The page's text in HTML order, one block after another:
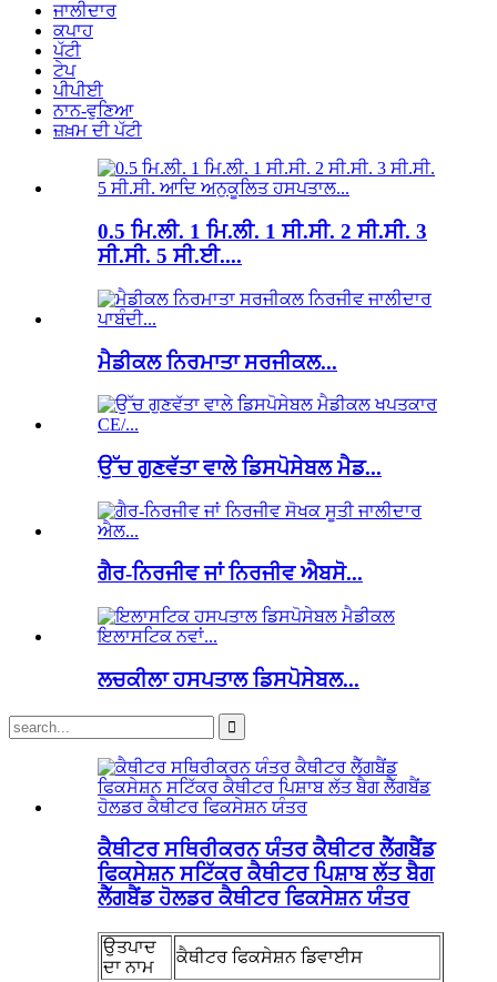
ਜਾਲੀਦਾਰ
ਕਪਾਹ
ਪੱਟੀ
ਟੇਪ
ਪੀਪੀਈ
ਨਾਨ-ਵੁਣਿਆ
ਜ਼ਖ਼ਮ ਦੀ ਪੱਟੀ
0.5 ਮਿ.ਲੀ. 1 ਮਿ.ਲੀ. 1 ਸੀ.ਸੀ. 2 ਸੀ.ਸੀ. 3
ਸੀ.ਸੀ. 5 ਸੀ.ਈ....
ਮੈਡੀਕਲ ਨਿਰਮਾਤਾ ਸਰਜੀਕਲ...
ਉੱਚ ਗੁਣਵੱਤਾ ਵਾਲੇ ਡਿਸਪੋਸੇਬਲ ਮੈਡ...
ਗੈਰ-ਨਿਰਜੀਵ ਜਾਂ ਨਿਰਜੀਵ ਐਬਸੋ...
ਲਚਕੀਲਾ ਹਸਪਤਾਲ ਡਿਸਪੋਸੇਬਲ...
ਕੈਥੀਟਰ ਸਥਿਰੀਕਰਨ ਯੰਤਰ ਕੈਥੀਟਰ ਲੈੱਗਬੈਂਡ
ਫਿਕਸੇਸ਼ਨ ਸਟਿੱਕਰ ਕੈਥੀਟਰ ਪਿਸ਼ਾਬ ਲੱਤ ਬੈਗ
ਲੈੱਗਬੈਂਡ ਹੋਲਡਰ ਕੈਥੀਟਰ ਫਿਕਸੇਸ਼ਨ ਯੰਤਰ
ਉਤਪਾਦ
ਦਾ ਨਾਮ
ਕੈਥੀਟਰ ਫਿਕਸੇਸ਼ਨ ਡਿਵਾਈਸ